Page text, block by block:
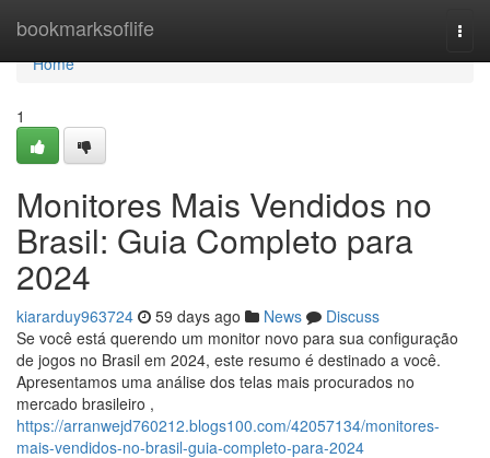
bookmarksoflife
Home
Home
1
Monitores Mais Vendidos no
Brasil: Guia Completo para
2024
kiararduy963724 59 days ago News
Discuss
Se você está querendo um monitor novo para sua configuração
de jogos no Brasil em 2024, este resumo é destinado a você.
Apresentamos uma análise dos telas mais procurados no
mercado brasileiro ,
https://arranwejd760212.blogs100.com/42057134/monitores-
mais-vendidos-no-brasil-guia-completo-para-2024